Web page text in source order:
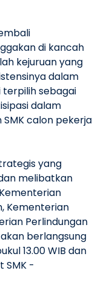
di kancah
kejuruan yang
dalam
terpilih sebagai
dalam
SMK calon pekerja
yang
melibatkan
Kementerian
Perlindungan
berlangsung
13.00 WIB dan
SMK -